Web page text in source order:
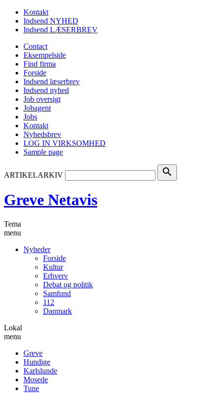
Kontakt
Indsend NYHED
Indsend LÆSERBREV
Contact
Eksempelside
Find firma
Forside
Indsend læserbrev
Indsend nyhed
Job oversigt
Jobagent
Jobs
Kontakt
Nyhedsbrev
LOG IN VIRKSOMHED
Sample page
ARTIKELARKIV search
Greve Netavis
Tema
menu
Nyheder
Forside
Kultur
Erhverv
Debat og politik
Samfund
112
Danmark
Lokal
menu
Greve
Hundige
Karlslunde
Mosede
Tune